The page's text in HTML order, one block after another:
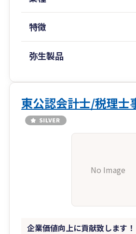
特徴
弥生製品
東公認会計士/税理士
No Image
企業価値向上に貢献致します！